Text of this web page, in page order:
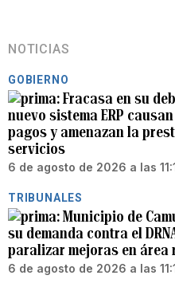
NOTICIAS
GOBIERNO
Fracasa en su
nuevo sistema ERP
pagos y amenazan la
servicios
6 de agosto de 2026 a las
TRIBUNALES
Municipio de
su demanda contra el
paralizar mejoras en área
6 de agosto de 2026 a las